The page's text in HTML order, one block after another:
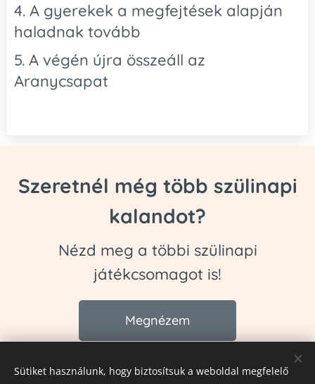
4. A gyerekek a megfejtések alapján
haladnak tovább
5. A végén újra összeáll az
Aranycsapat
Szeretnél még több szülinapi
kalandot?
Nézd meg a többi szülinapi
játékcsomagot is!
Megnézem
Sütiket használunk, hogy biztosítsuk a weboldal megfelelő